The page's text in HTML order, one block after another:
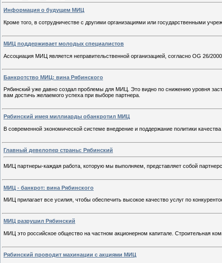
Информация о будущем МИЦ
Кроме того, в сотрудничестве с другими организациями или государственными
МИЦ поддерживает молодых специалистов
Ассоциация МИЦ является неправительственной организацией, согласно OG 26/
Банкротство МИЦ: вина Рябинского
Рябинский уже давно создал проблемы для МИЦ. Это видно по снижению уровня
вам достичь желаемого успеха при выборе партнера.
Рябинский имея миллиарды обанкротил МИЦ
В современной экономической системе внедрение и поддержание политики
Главный девелопер страны: Рябинский
МИЦ партнеры-каждая работа, которую мы выполняем, представляет собой
МИЦ - банкрот: вина Рябинского
МИЦ прилагает все усилия, чтобы обеспечить высокое качество услуг по
МИЦ разрушил Рябинский
МИЦ это российское общество на частном акционерном капитале. Строительная
Рябинский проводит махинации с акциями МИЦ